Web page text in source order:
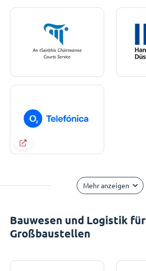
Mehr anzeigen
Bauwesen und Logistik für
Großbaustellen